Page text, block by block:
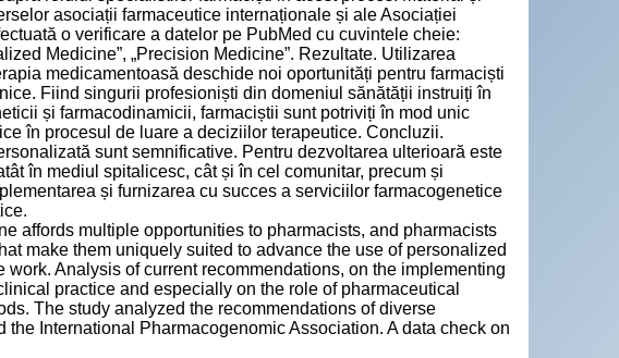
asociații farmaceutice internaționale și ale Asociației
o verificare a datelor pe PubMed cu cuvintele cheie:
Medicine”, „Precision Medicine”. Rezultate. Utilizarea
medicamentoasă deschide noi oportunități pentru farmaciști
Fiind singurii profesioniști din domeniul sănătății instruiți în
și farmacodinamicii, farmaciștii sunt potriviți în mod unic
în procesul de luare a deciziilor terapeutice. Concluzii.
sunt semnificative. Pentru dezvoltarea ulterioară este
în mediul spitalicesc, cât și în cel comunitar, precum și
și furnizarea cu succes a serviciilor farmacogenetice
affords multiple opportunities to pharmacists, and pharmacists
make them uniquely suited to advance the use of personalized
Analysis of current recommendations, on the implementing
practice and especially on the role of pharmaceutical
The study analyzed the recommendations of diverse
International Pharmacogenomic Association. A data check on